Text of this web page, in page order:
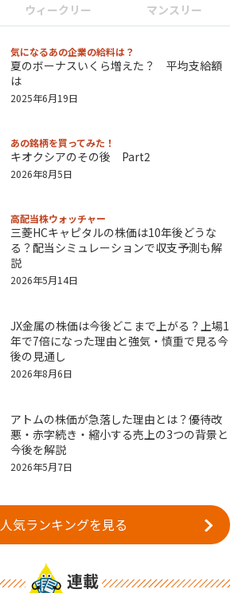
ウィークリー マンスリー
気になるあの企業の給料は？
夏のボーナスいくら増えた？ 平均支給額
は
2025年6月19日
あの銘柄を買ってみた！
キオクシアのその後 Part2
2026年8月5日
高配当株ウォッチャー
三菱HCキャピタルの株価は10年後どうな
る？配当シミュレーションで収支予測も解
説
2026年5月14日
JX金属の株価は今後どこまで上がる？上場1
年で7倍になった理由と強気・慎重で見る今
後の見通し
2026年8月6日
アトムの株価が急落した理由とは？優待改
悪・赤字続き・縮小する売上の3つの背景と
今後を解説
2026年5月7日
人気ランキングを見る
連載